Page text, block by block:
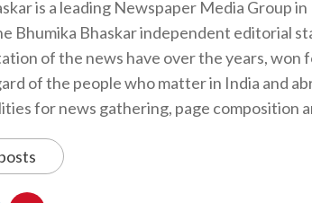
is a leading Newspaper Media Group
Bhumika Bhaskar independent editorial
of the news have over the years, won
of the people who matter in India and
for news gathering, page composition